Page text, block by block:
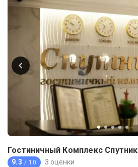
Гостиничный Комплекс Спутник
9.3 / 10 3 оценки